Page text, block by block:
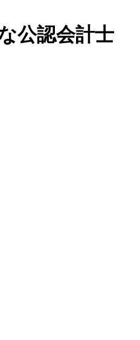
公認会計士